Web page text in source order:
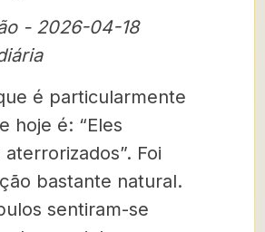
- 2026-04-18
é particularmente
hoje é: “Eles
Foi
bastante natural.
sentiram-se